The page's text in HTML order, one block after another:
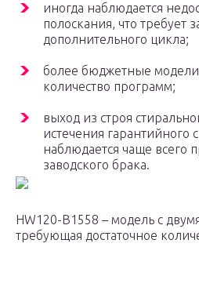
иногда наблюдается
полоскания, что требует
дополнительного цикла;
более бюджетные модели
количество программ;
выход из строя
истечения гарантийного
наблюдается чаще всего
заводского брака.
HW120-B1558 – модель с
требующая достаточное